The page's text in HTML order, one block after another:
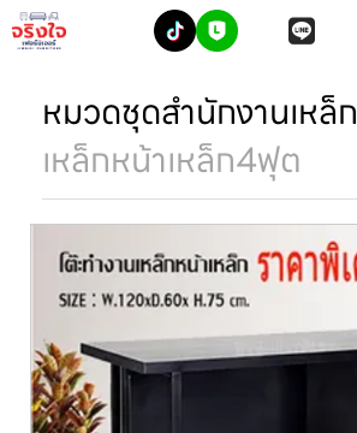
หมวดชุดสำนักงานเหล็ก
เหล็กหน้าเหล็ก4ฟุต